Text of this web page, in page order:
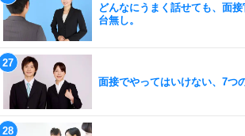
どんなにうまく話せても、面接
台無し。
面接でやってはいけない、7つ